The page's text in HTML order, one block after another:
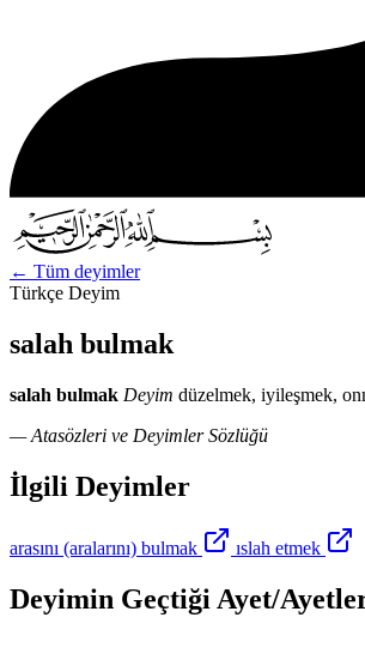
← Tüm deyimler
Türkçe Deyim
salah bulmak
salah bulmak Deyim düzelmek, iyileşmek,
— Atasözleri ve Deyimler Sözlüğü
İlgili Deyimler
arasını (aralarını) bulmak ıslah etmek
Deyimin Geçtiği Ayet/